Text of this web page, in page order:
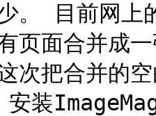
。 目前网
页面合并成
次把合并的
装